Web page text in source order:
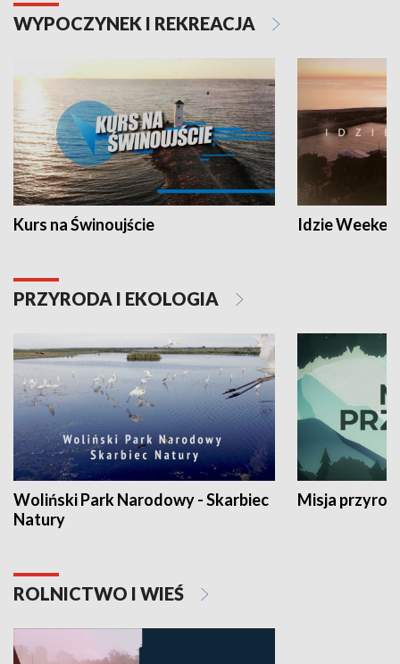
WYPOCZYNEK I REKREACJA
Kurs na Świnoujście Idzie
PRZYRODA I EKOLOGIA
Woliński Park Narodowy - Skarbiec
Natury
Misja
ROLNICTWO I WIEŚ